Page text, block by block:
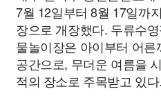
7월 12일부터 8월 17일까
장으로 개장했다. 두류수
물놀이장은 아이부터 어
공간으로, 무더운 여름을
적의 장소로 주목받고 있다.